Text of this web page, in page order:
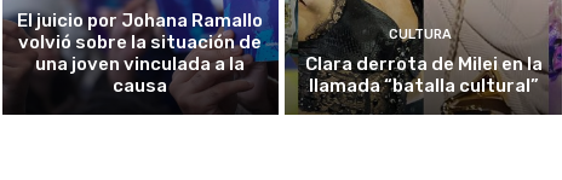
El juicio por Johana Ramallo
volvió sobre la situación de
una joven vinculada a la
causa
CULTURA
Clara derrota de Milei en la
llamada “batalla cultural”